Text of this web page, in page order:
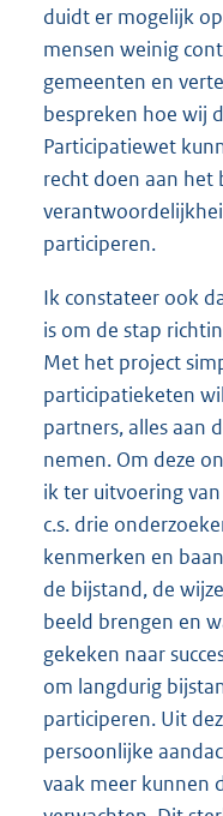
duidt er mogelijk
mensen weinig
gemeenten en
bespreken hoe wij
Participatiewet
recht doen aan het
participeren.
Ik constateer ook
is om de stap
Met het project
participatieketen
partners, alles aan
nemen. Om deze
ik ter uitvoering
c.s. drie
kenmerken en
de bijstand, de
beeld brengen en
gekeken naar
om langdurig
participeren. Uit
persoonlijke
vaak meer kunnen